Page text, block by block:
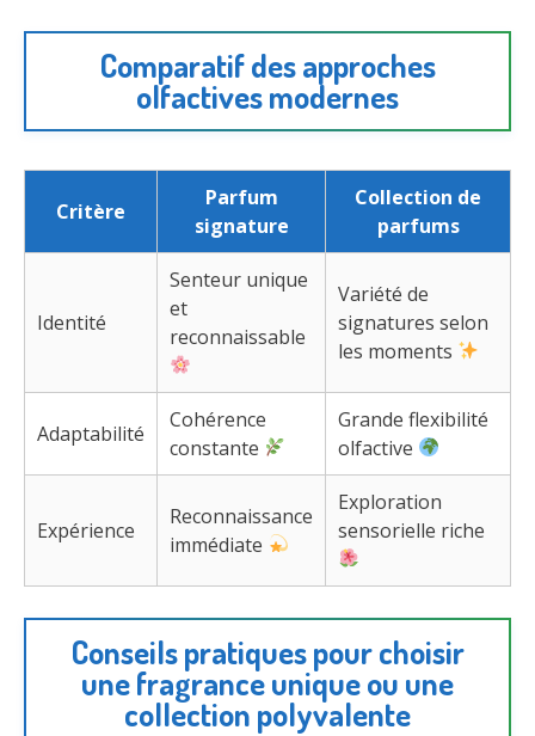
Comparatif des approches
olfactives modernes
Critère
Parfum
signature
Collection de
parfums
Identité
Senteur unique
et
reconnaissable
Variété de
signatures selon
les moments
Adaptabilité
Cohérence
constante
Grande flexibilité
olfactive
Expérience
Reconnaissance
immédiate
Exploration
sensorielle riche
Conseils pratiques pour choisir
une fragrance unique ou une
collection polyvalente